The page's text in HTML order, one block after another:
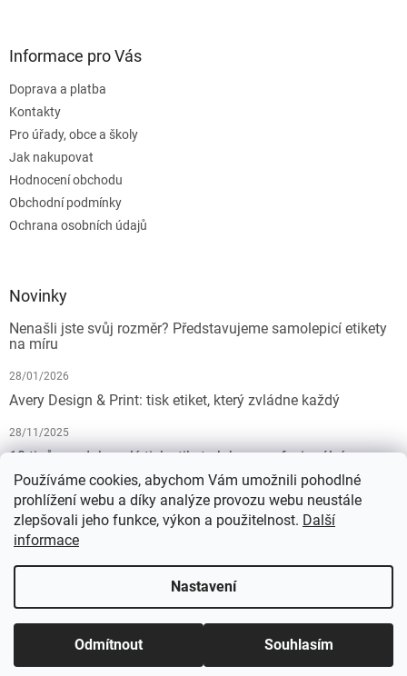
Používáme cookies, abychom Vám umožnili pohodlné
prohlížení webu a díky analýze provozu webu neustále
zlepšovali jeho funkce, výkon a použitelnost. Další
informace
Nastavení
Odmítnout Souhlasím
Informace pro Vás
Doprava a platba
Kontakty
Pro úřady, obce a školy
Jak nakupovat
Hodnocení obchodu
Obchodní podmínky
Ochrana osobních údajů
Novinky
Nenašli jste svůj rozměr? Představujeme samolepicí etikety
na míru
28/01/2026
Avery Design & Print: tisk etiket, který zvládne každý
28/11/2025
10 tipů pro dokonalý tisk etiket: Jak na profesionální
výsledek bez starostí
19/07/2025
KALEDA, a.s. | etikety-stitky.cz